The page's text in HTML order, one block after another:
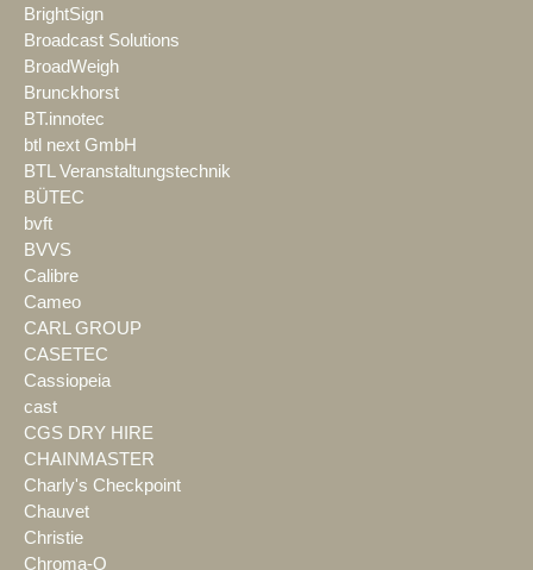
BrightSign
Broadcast Solutions
BroadWeigh
Brunckhorst
BT.innotec
btl next GmbH
BTL Veranstaltungstechnik
BÜTEC
bvft
BVVS
Calibre
Cameo
CARL GROUP
CASETEC
Cassiopeia
cast
CGS DRY HIRE
CHAINMASTER
Charly's Checkpoint
Chauvet
Christie
Chroma-Q